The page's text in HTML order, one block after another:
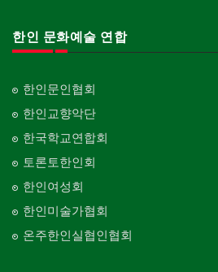
한인 문화예술 연합
한인문인협회
한인교향악단
한국학교연합회
토론토한인회
한인여성회
한인미술가협회
온주한인실협인협회